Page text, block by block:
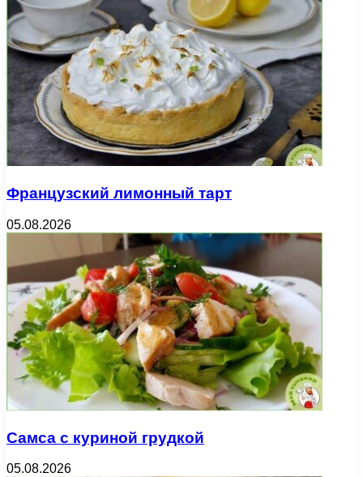
Французский лимонный тарт
05.08.2026
Самса с куриной грудкой
05.08.2026